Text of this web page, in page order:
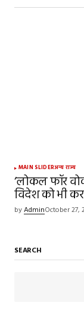
MAIN SLIDERअन्य राज्य
‘लोकल फॉर
विदेश को भी
byAdminOctober 27,
SEARCH